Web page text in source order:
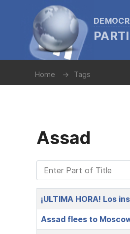
Home Tags
Assad
Enter Part of Title
Title
¡ULTIMA HORA! Los
Assad flees to